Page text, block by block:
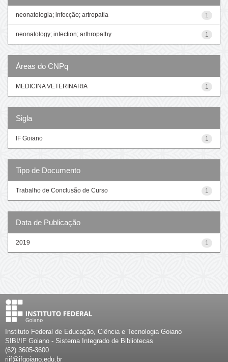
1
neonatologia; infecção; artropatia
1
neonatology; infection; arthropathy
Áreas do CNPq
1
MEDICINA VETERINARIA
Sigla
1
IF Goiano
Tipo de Documento
1
Trabalho de Conclusão de Curso
Data de Publicação
1
2019
Instituto Federal de Educação, Ciência e Tecnologia Goiano
SIBI/IF Goiano - Sistema Integrado de Bibliotecas
(62) 3605-3600
riif@ifgoiano.edu.br